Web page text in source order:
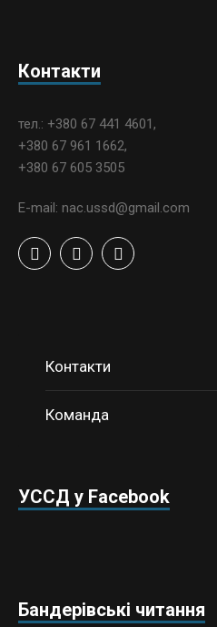
Контакти
тел.: +380 67 441 4601,
+380 67 961 1662,
+380 67 605 3505
E-mail: nac.ussd@gmail.com
Контакти
Команда
УССД у Facebook
Бандерівські читання